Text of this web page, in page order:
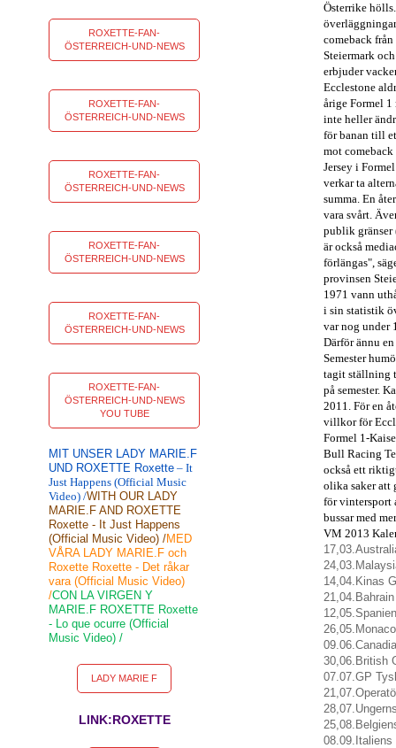
Österrike hölls.
comeback
Steiermark
erbjuder
Ecclestone
årige Formel 1
inte heller
för banan till
mot
Jersey i
verkar ta
summa. En
vara svårt.
publik gränser
är också
förlängas",
provinsen
1971 vann
i sin statistik
var nog under
Därför ännu
Semester
tagit ställning
på semester.
2011. För en
villkor för
Formel 1-
Bull Racing
också ett
olika saker att
för vintersport
bussar med
VM 2013
17,03.
24,03.
14,04. Kinas
21,04.
12,05.
26,05.
09.06.
30,06. British
07.07.GP
21,07.
28,07.
25,08.
08.09.
ROXETTE-FAN-
ÖSTERREICH-UND-NEWS
ROXETTE-FAN-
ÖSTERREICH-UND-NEWS
ROXETTE-FAN-
ÖSTERREICH-UND-NEWS
ROXETTE-FAN-
ÖSTERREICH-UND-NEWS
ROXETTE-FAN-
ÖSTERREICH-UND-NEWS
ROXETTE-FAN-
ÖSTERREICH-UND-NEWS
YOU TUBE
MIT UNSER LADY MARIE.F
UND ROXETTE Roxette – It
Just Happens (Official Music
Video) /WITH OUR LADY
MARIE.F AND ROXETTE
Roxette - It Just Happens
(Official Music Video) /MED
VÅRA LADY MARIE.F och
Roxette Roxette - Det råkar
vara (Official Music Video)
/CON LA VIRGEN Y
MARIE.F ROXETTE Roxette
- Lo que ocurre (Official
Music Video) /
LADY MARIE F
LINK:ROXETTE